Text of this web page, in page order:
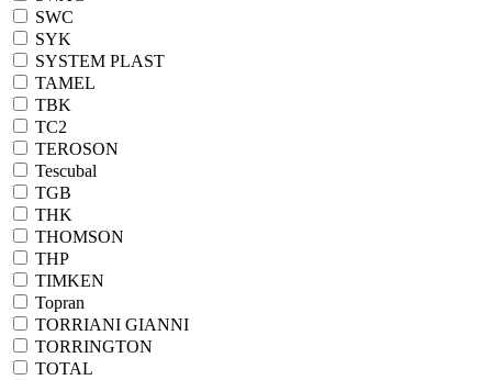
SWC
SYK
SYSTEM PLAST
TAMEL
TBK
TC2
TEROSON
Tescubal
TGB
THK
THOMSON
THP
TIMKEN
Topran
TORRIANI GIANNI
TORRINGTON
TOTAL